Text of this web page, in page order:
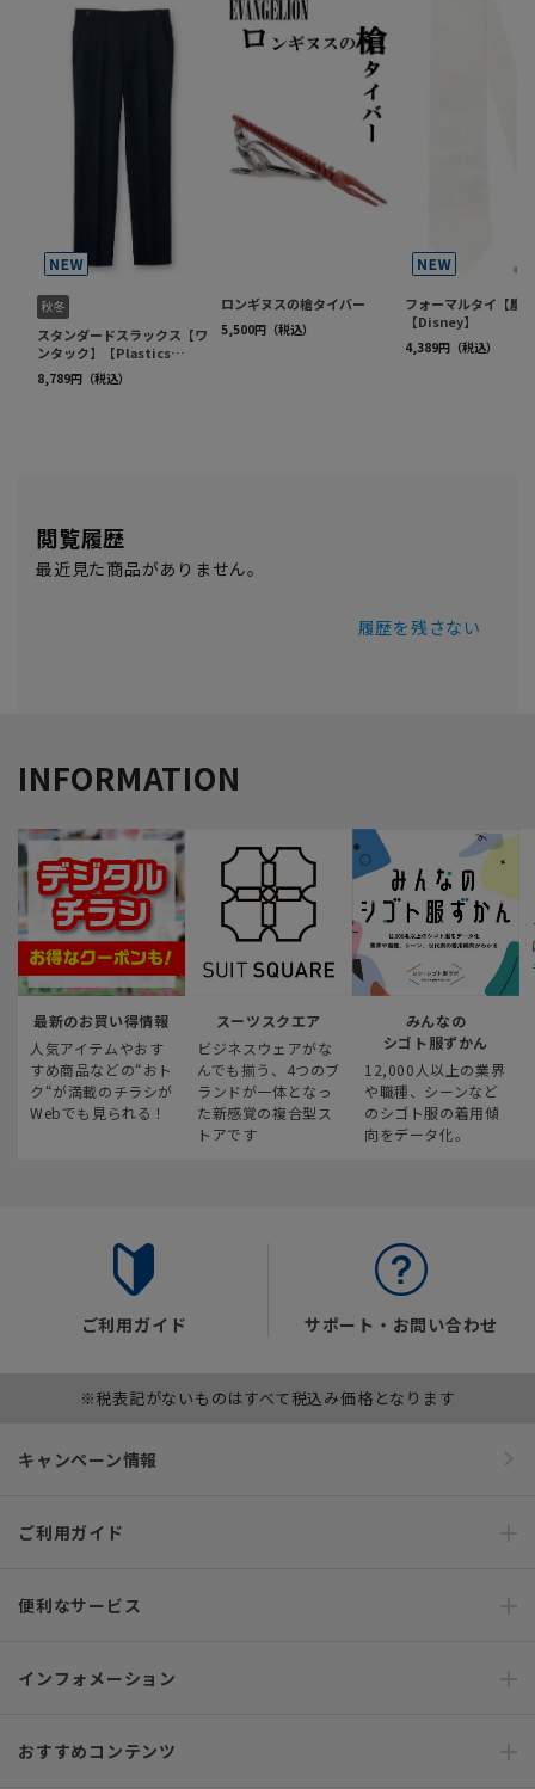
閲覧履歴
最近見た商品がありません。
履歴を残さない
INFORMATION
最新のお買い得情報
人気アイテムやおす
すめ商品などの“おト
ク“が満載のチラシが
Webでも見られる！
スーツスクエア
ビジネスウェアがな
んでも揃う、4つのブ
ランドが一体となっ
た新感覚の複合型ス
トアです
みんなの
シゴト服ずかん
12,000人以上の業界
や職種、シーンなど
のシゴト服の着用傾
向をデータ化。
ご利用ガイド サポート・お問い合わせ
※税表記がないものはすべて税込み価格となります
キャンペーン情報
ご利用ガイド
便利なサービス
インフォメーション
おすすめコンテンツ